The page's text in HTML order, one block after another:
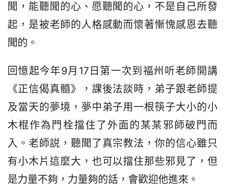
聞，能聽聞的心、愿聽聞的心，不是自己所發
起，是被老師的人格感動而懷著慚愧感恩去聽
聞的。
回憶起今年9月17日第一次到福州听老師開講
《正信偈真髓》，課後法談時，弟子跟老師提
及當天的夢境，夢中弟子用一根筷子大小的小
木棍作為門栓擋住了外面的某某邪師破門而
入。老師説，聽聞了真宗教法，你的信心雖只
有小木片這麼大，也可以擋住那些邪見了，但
是力量不夠，力量夠的話，會歡迎他進來。